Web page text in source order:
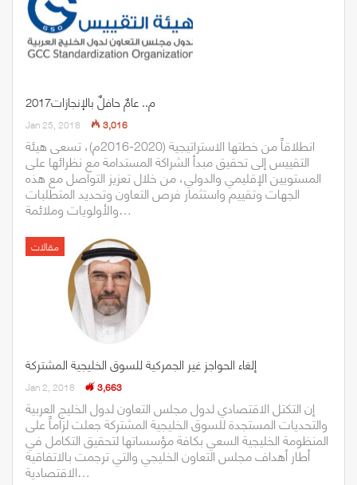
2017م.. عامٌ حافلٌ بالإنجازات
Jan 25, 2018 3,016
انطلاقاً من خطتها الاستراتيجية (2020-2016م)، تسعى هيئة
التقييس إلى تحقيق مبدأ الشراكة المستدامة مع نظرائها على
المستويين الإقليمي والدولي، من خلال تعزيز التواصل مع هذه
الجهات وتقييم واستثمار فرص التعاون وتحديد المتطلبات
والأولويات وملائمة…
مقالات
إلغاء الحواجز غير الجمركية للسوق الخليجية المشتركة
Jan 2, 2018 3,663
إن التكتل الاقتصادي لدول مجلس التعاون لدول الخليج العربية
والتحديات المستجدة للسوق الخليجية المشتركة جعلت لزاماً على
المنظومة الخليجية السعي بكافة مؤسساتها لتحقيق التكامل في
أطار أهداف مجلس التعاون الخليجي والتي ترجمت بالاتفاقية
الاقتصادية…